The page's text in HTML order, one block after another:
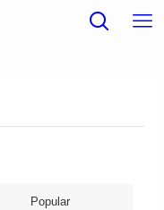
Popular